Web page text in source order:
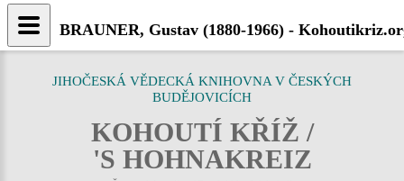
JIHOČESKÁ VĚDECKÁ KNIHOVNA V ČESKÝCH
BUDĚJOVICÍCH
KOHOUTÍ KŘÍŽ /
'S HOHNAKREIZ
BRAUNER, Gustav (1880-1966) -